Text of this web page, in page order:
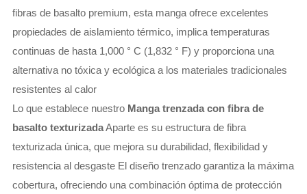
fibras de basalto premium, esta manga ofrece excelentes
propiedades de aislamiento térmico, implica temperaturas
continuas de hasta 1,000 ° C (1,832 ° F) y proporciona una
alternativa no tóxica y ecológica a los materiales tradicionales
resistentes al calor
Lo que establece nuestro Manga trenzada con fibra de
basalto texturizadaAparte es su estructura de fibra
texturizada única, que mejora su durabilidad, flexibilidad y
resistencia al desgaste El diseño trenzado garantiza la máxima
cobertura, ofreciendo una combinación óptima de protección